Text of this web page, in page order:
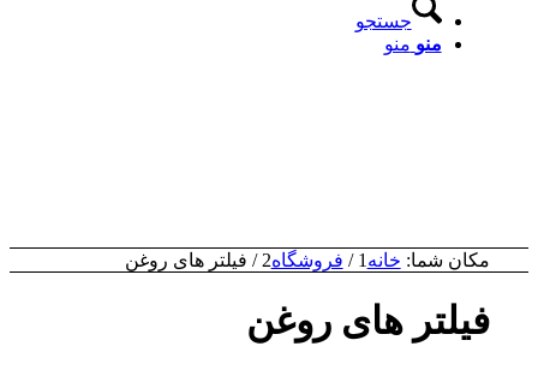
جستجو
منو منو
مکان شما: خانه 1
/ فروشگاه2
/ فیلتر های روغن
فیلتر های روغن